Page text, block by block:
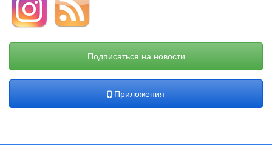
Подписаться на новости
Приложения